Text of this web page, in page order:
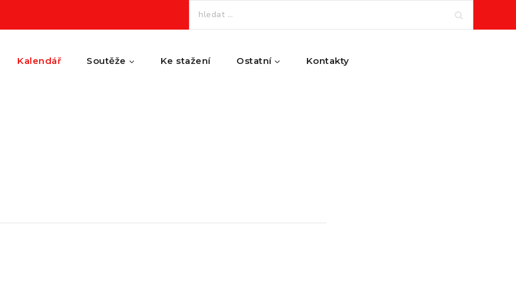
Kalendář Soutěže Ke stažení Ostatní Kontakty